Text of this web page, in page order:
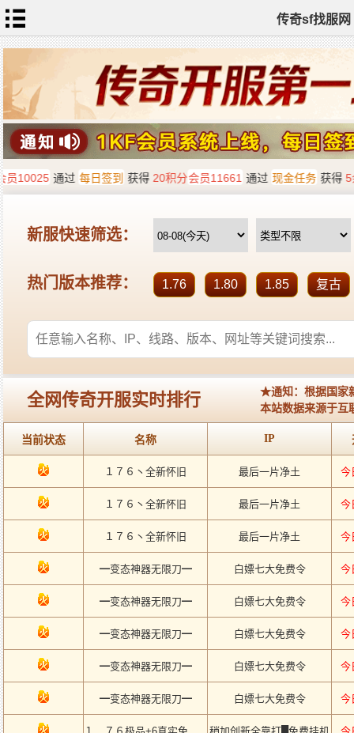
传奇sf找服网
首
页
传
奇
私
服
新
开
传
奇
热
血
传
奇
sf
找
服
发
布
全
站
标
签